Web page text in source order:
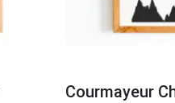
Courmayeur